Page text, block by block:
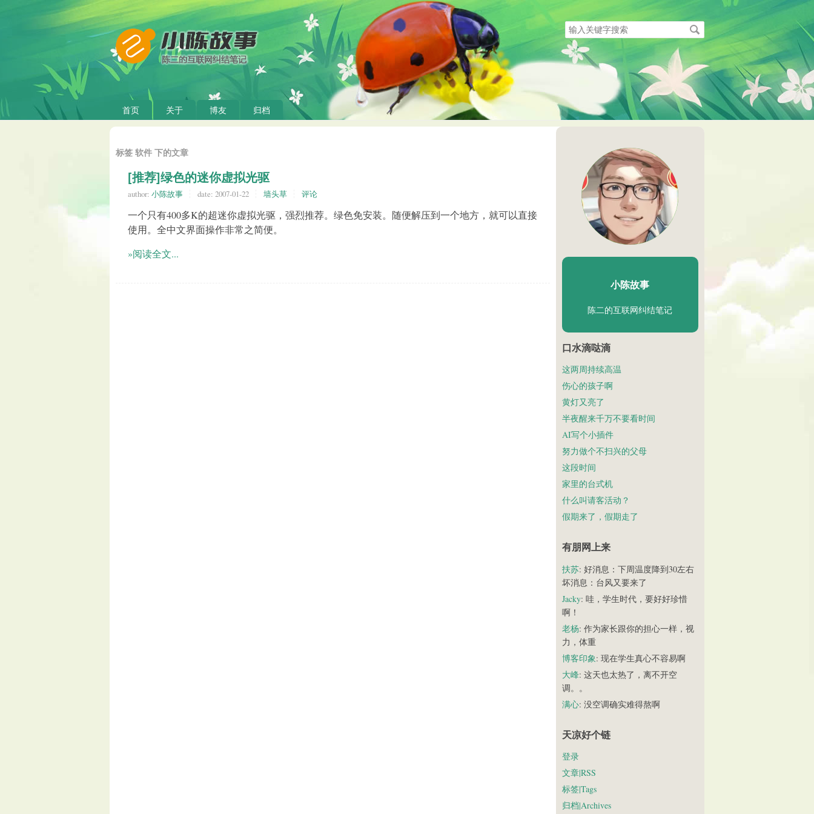
搜
索
关
键
字
首页 关于 博友 归档
标签 软件 下的文章
[推荐]绿色的迷你虚拟光驱
author: 小陈故事 date: 2007-01-22 墙头草 评论
一个只有400多K的超迷你虚拟光驱，强烈推荐。绿色免安装。随便解压到一个地方，就可以直接
使用。全中文界面操作非常之简便。
»阅读全文...
陈二Chenèr
小陈故事
陈二的互联网纠结笔记
口水滴哒滴
这两周持续高温
伤心的孩子啊
黄灯又亮了
半夜醒来千万不要看时间
AI写个小插件
努力做个不扫兴的父母
这段时间
家里的台式机
什么叫请客活动？
假期来了，假期走了
有朋网上来
扶苏: 好消息：下周温度降到30左右
坏消息：台风又要来了
Jacky: 哇，学生时代，要好好珍惜
啊！
老杨: 作为家长跟你的担心一样，视
力，体重
博客印象: 现在学生真心不容易啊
大峰: 这天也太热了，离不开空
调。。
满心: 没空调确实难得熬啊
天凉好个链
登录
文章|RSS
标签|Tags
归档|Archives